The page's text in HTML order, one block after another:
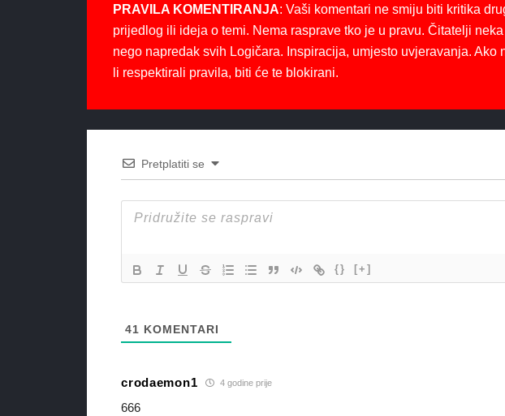
PRAVILA KOMENTIRANJA: Vaši komentari ne smiju biti kritika
prijedlog ili ideja o temi. Nema rasprave tko je u pravu. Čitatelji
nego napredak svih Logičara. Inspiracija, umjesto uvjeravanja. Ako
li respektirali pravila, biti će te blokirani.
Pretplatiti se
{} [+]
41 KOMENTARI
crodaemon1 4 godine prije
666